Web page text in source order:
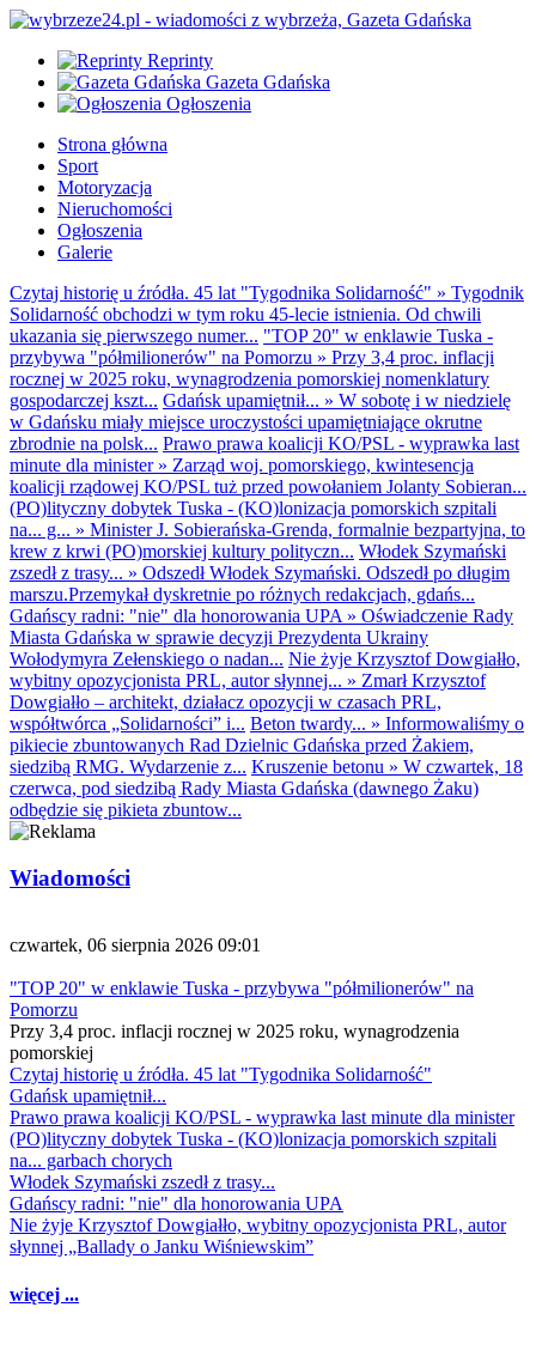
Reprinty
Gazeta Gdańska
Ogłoszenia
Strona główna
Sport
Motoryzacja
Nieruchomości
Ogłoszenia
Galerie
Czytaj historię u źródła. 45 lat "Tygodnika Solidarność" » Tygodnik
Solidarność obchodzi w tym roku 45-lecie istnienia. Od chwili
ukazania się pierwszego numer... "TOP 20" w enklawie Tuska -
przybywa "półmilionerów" na Pomorzu » Przy 3,4 proc. inflacji
rocznej w 2025 roku, wynagrodzenia pomorskiej nomenklatury
gospodarczej kszt... Gdańsk upamiętnił... » W sobotę i w niedzielę
w Gdańsku miały miejsce uroczystości upamiętniające okrutne
zbrodnie na polsk... Prawo prawa koalicji KO/PSL - wyprawka last
minute dla minister» Zarząd woj. pomorskiego, kwintesencja
koalicji rządowej KO/PSL tuż przed powołaniem Jolanty Sobieran...
(PO)lityczny dobytek Tuska - (KO)lonizacja pomorskich szpitali
na... g... » Minister J. Sobierańska-Grenda, formalnie bezpartyjna, to
krew z krwi (PO)morskiej kultury polityczn... Włodek Szymański
zszedł z trasy... » Odszedł Włodek Szymański. Odszedł po długim
marszu.Przemykał dyskretnie po różnych redakcjach, gdańs...
Gdańscy radni: "nie" dla honorowania UPA » Oświadczenie Rady
Miasta Gdańska w sprawie decyzji Prezydenta Ukrainy
Wołodymyra Zełenskiego o nadan... Nie żyje Krzysztof Dowgiałło,
wybitny opozycjonista PRL, autor słynnej... » Zmarł Krzysztof
Dowgiałło – architekt, działacz opozycji w czasach PRL,
współtwórca „Solidarności” i... Beton twardy... » Informowaliśmy o
pikiecie zbuntowanych Rad Dzielnic Gdańska przed Żakiem,
siedzibą RMG. Wydarzenie z... Kruszenie betonu » W czwartek, 18
czerwca, pod siedzibą Rady Miasta Gdańska (dawnego Żaku)
odbędzie się pikieta zbuntow...
Wiadomości
czwartek, 06 sierpnia 2026 09:01
"TOP 20" w enklawie Tuska - przybywa "półmilionerów" na
Pomorzu
Przy 3,4 proc. inflacji rocznej w 2025 roku, wynagrodzenia
pomorskiej
Czytaj historię u źródła. 45 lat "Tygodnika Solidarność"
Gdańsk upamiętnił...
Prawo prawa koalicji KO/PSL - wyprawka last minute dla minister
(PO)lityczny dobytek Tuska - (KO)lonizacja pomorskich szpitali
na... garbach chorych
Włodek Szymański zszedł z trasy...
Gdańscy radni: "nie" dla honorowania UPA
Nie żyje Krzysztof Dowgiałło, wybitny opozycjonista PRL, autor
słynnej „Ballady o Janku Wiśniewskim”
więcej ...